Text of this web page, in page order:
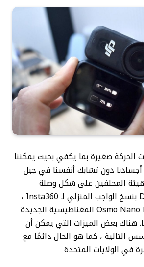
الحركة صغيرة بما يكفي بحيث يمكننا
دون تشابك أنفسنا في جبل
المحلفين على شكل وصلة
مستقيمة. قامت DJI بنسخ الواجب المنزلي لـ Insta360 ،
ثم ذهبت مع كاميرا Osmo Nano المغناطيسية الجديدة
هناك بعض الميزات التي يمكن أن
التالية ، كما هو الحال دائمًا مع